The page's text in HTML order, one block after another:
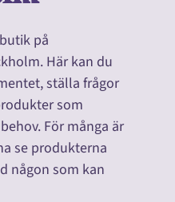
på
Här kan du
ställa frågor
som
För många är
se produkterna
någon som kan